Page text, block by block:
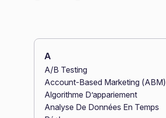
A
A/B Testing
Account-Based Marketing (ABM)
Algorithme D’appariement
Analyse De Données En Temps